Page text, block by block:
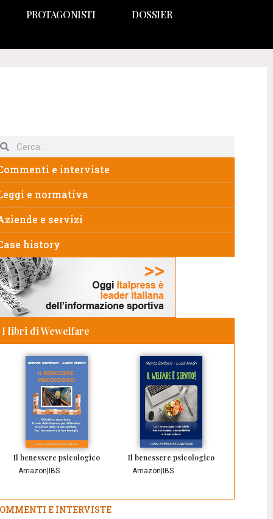
PROTAGONISTI DOSSIER
e interviste
e normativa
e servizi
history
I libri di Wewelfare
Il benessere psicologico
Amazon IBS
Il benessere psicologico
Amazon IBS
E INTERVISTE